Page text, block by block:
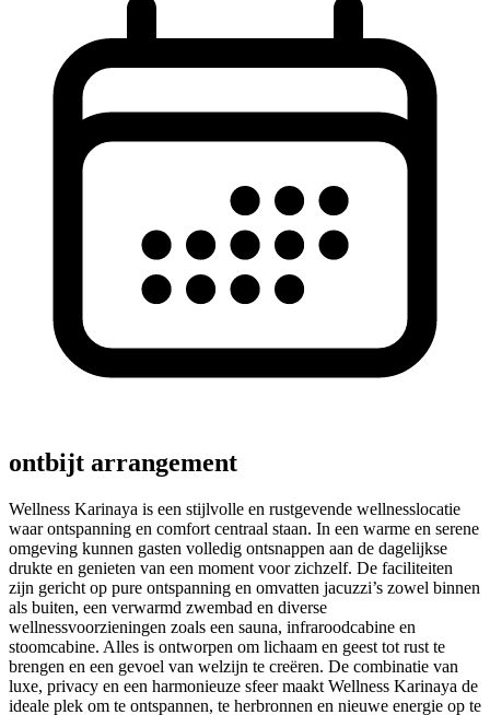
ontbijt arrangement
Wellness Karinaya is een stijlvolle en rustgevende wellnesslocatie
waar ontspanning en comfort centraal staan. In een warme en serene
omgeving kunnen gasten volledig ontsnappen aan de dagelijkse
drukte en genieten van een moment voor zichzelf. De faciliteiten
zijn gericht op pure ontspanning en omvatten jacuzzi’s zowel binnen
als buiten, een verwarmd zwembad en diverse
wellnessvoorzieningen zoals een sauna, infraroodcabine en
stoomcabine. Alles is ontworpen om lichaam en geest tot rust te
brengen en een gevoel van welzijn te creëren. De combinatie van
luxe, privacy en een harmonieuze sfeer maakt Wellness Karinaya de
ideale plek om te ontspannen, te herbronnen en nieuwe energie op te